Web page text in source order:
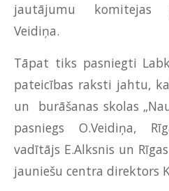
jautājumu komitejas
Veidiņa.
Tāpat tiks pasniegti
pateicības raksti jahtu,
un burāšanas skolas
pasniegs O.Veidiņa,
vadītājs E.Alksnis un
jauniešu centra direktors